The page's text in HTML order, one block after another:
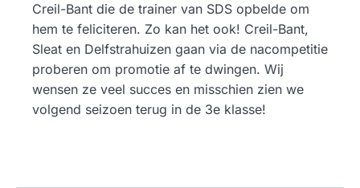
Creil-Bant die de trainer van SDS opbelde om
hem te feliciteren. Zo kan het ook! Creil-Bant,
Sleat en Delfstrahuizen gaan via de nacompetitie
proberen om promotie af te dwingen. Wij
wensen ze veel succes en misschien zien we
volgend seizoen terug in de 3e klasse!